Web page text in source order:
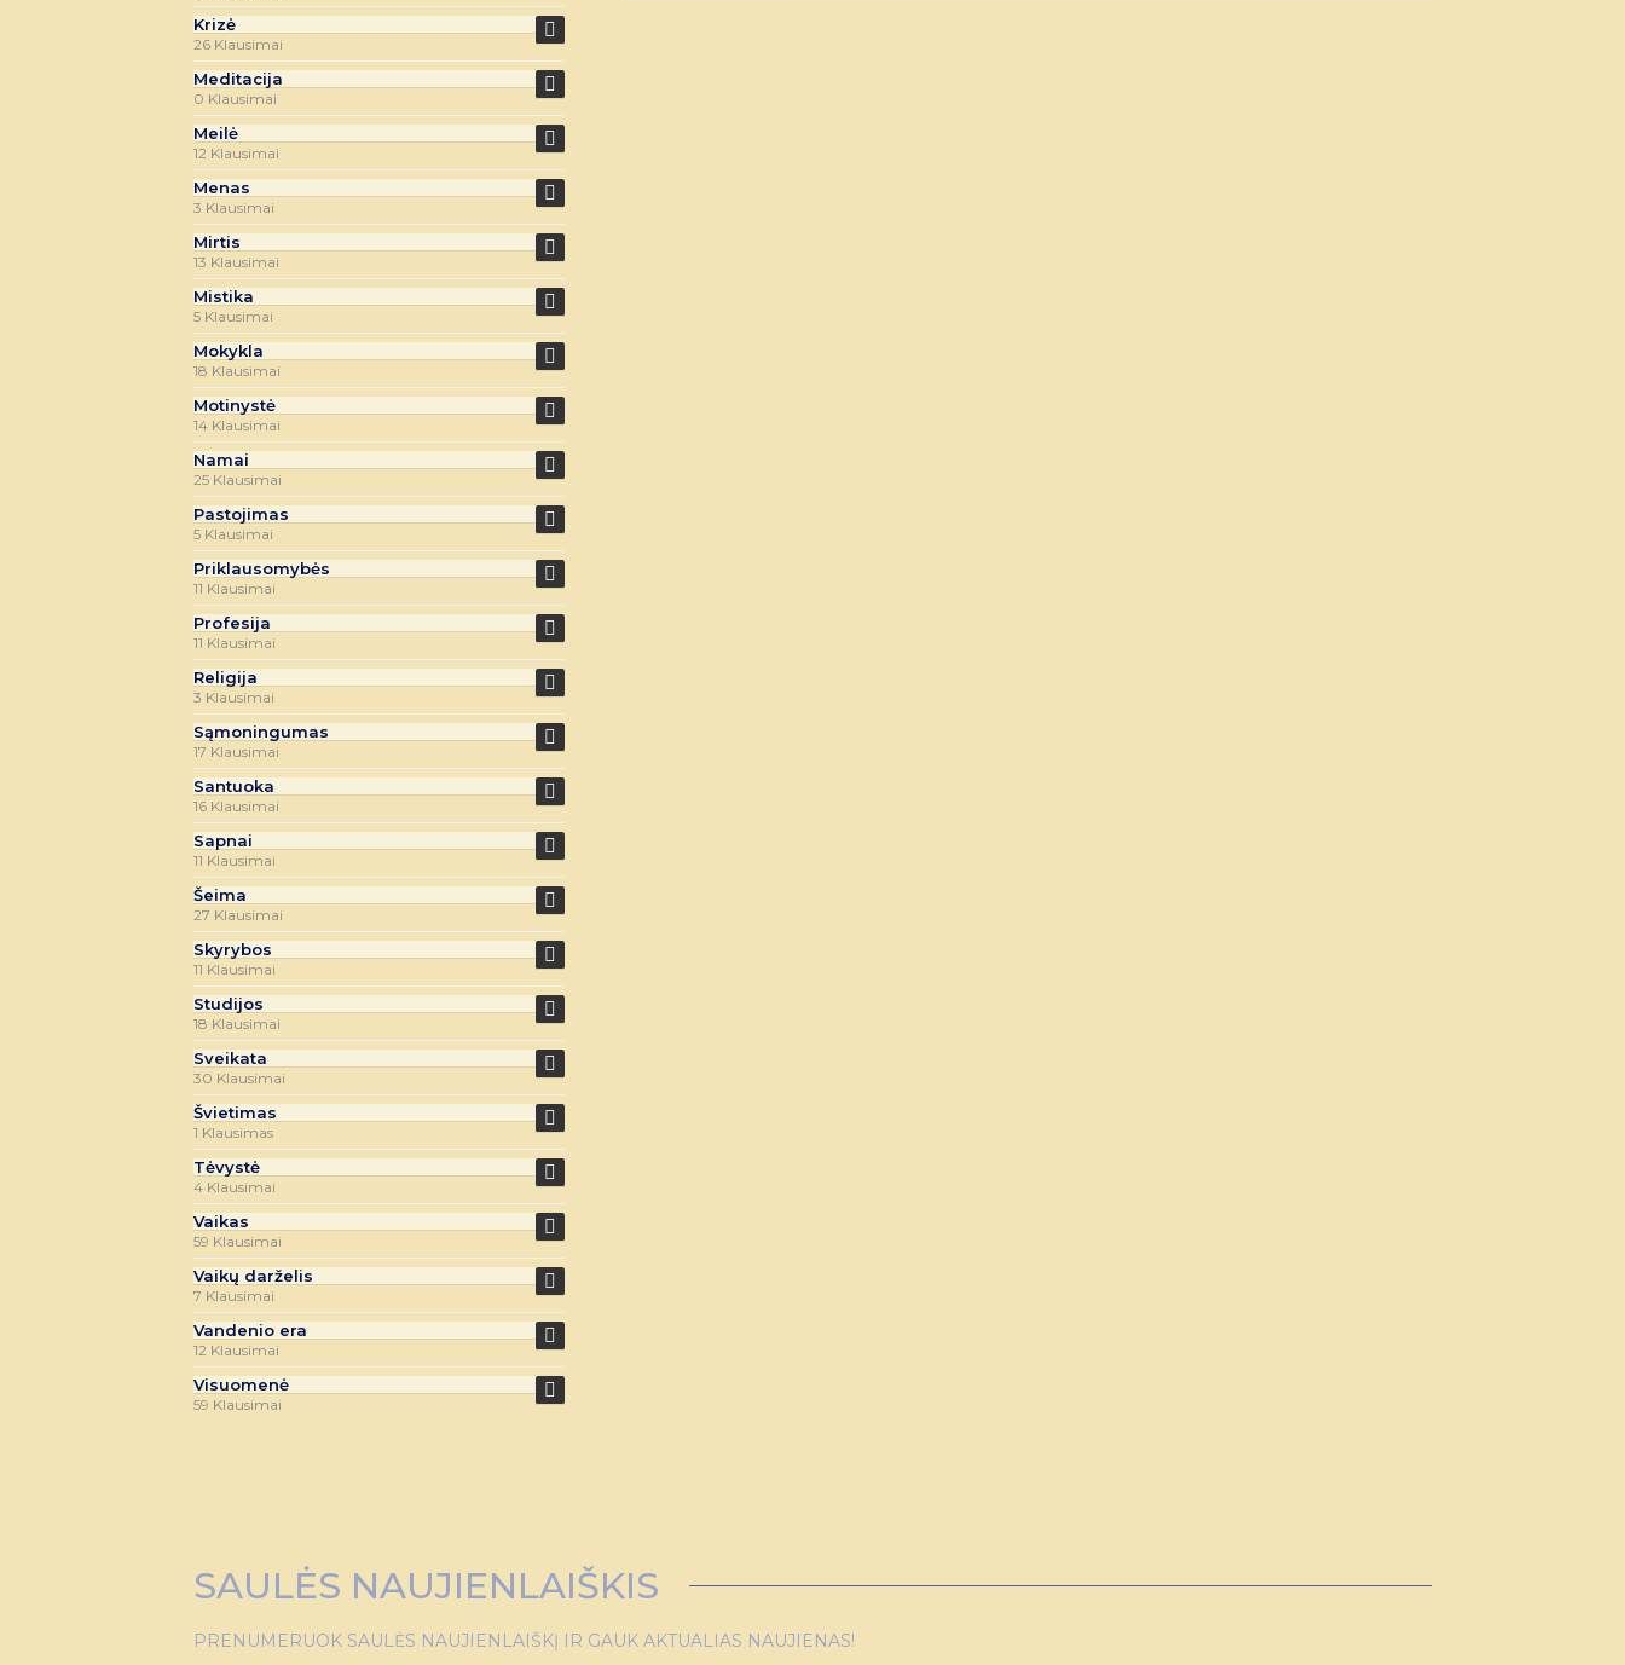
Krizė
26 Klausimai
Meditacija
0 Klausimai
Meilė
12 Klausimai
Menas
3 Klausimai
Mirtis
13 Klausimai
Mistika
5 Klausimai
Mokykla
18 Klausimai
Motinystė
14 Klausimai
Namai
25 Klausimai
Pastojimas
5 Klausimai
Priklausomybės
11 Klausimai
Profesija
11 Klausimai
Religija
3 Klausimai
Sąmoningumas
17 Klausimai
Santuoka
16 Klausimai
Sapnai
11 Klausimai
Šeima
27 Klausimai
Skyrybos
11 Klausimai
Studijos
18 Klausimai
Sveikata
30 Klausimai
Švietimas
1 Klausimas
Tėvystė
4 Klausimai
Vaikas
59 Klausimai
Vaikų darželis
7 Klausimai
Vandenio era
12 Klausimai
Visuomenė
59 Klausimai
SAULĖS NAUJIENLAIŠKIS
PRENUMERUOK SAULĖS NAUJIENLAIŠKĮ IR GAUK AKTUALIAS NAUJIENAS!